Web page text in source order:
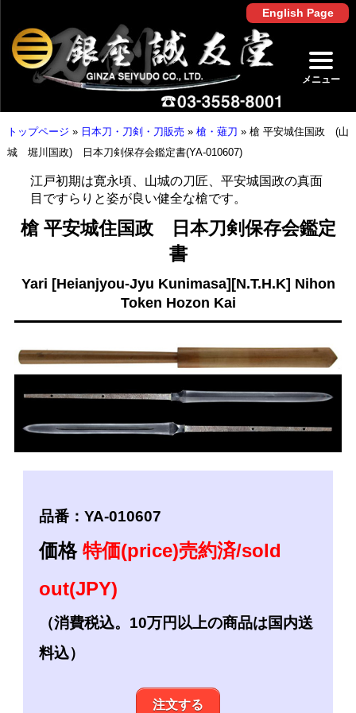
English Page
メニュー
トップページ » 日本刀・刀剣・刀販売 » 槍・薙刀 » 槍 平安城住国政 (山
城 堀川国政) 日本刀剣保存会鑑定書(YA-010607)
江戸初期は寛永頃、山城の刀匠、平安城国政の真面
目ですらりと姿が良い健全な槍です。
槍 平安城住国政 日本刀剣保存会鑑定
書
Yari [Heianjyou-Jyu Kunimasa][N.T.H.K] Nihon
Token Hozon Kai
品番：YA-010607
価格 特価(price)売約済/sold
out(JPY)
（消費税込。10万円以上の商品は国内送
料込）
注文する